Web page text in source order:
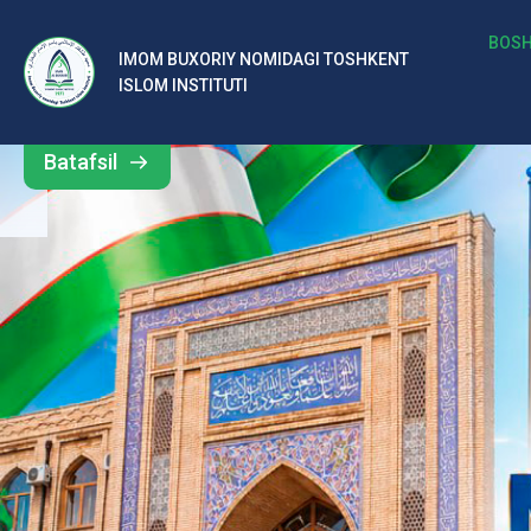
IMOM BUXORIY NOMIDAGI TOSHKENT
ISLOM INSTITUTI
b
al
ar
o‘
rt
a
si
d
Barcha
yangiliklar
Batafsil